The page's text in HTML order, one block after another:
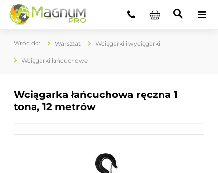
Warsztat Wciągarki i wyciągarki
Wciągarki łańcuchowe
Wciągarka łańcuchowa ręczna 1
tona, 12 metrów